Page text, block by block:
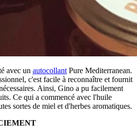
avec un autocollant Pure Mediterranean.
c'est facile à reconnaître et fournit
Ainsi, Gino a pu facilement
Ce qui a commencé avec l'huile
sortes de miel et d'herbes aromatiques.